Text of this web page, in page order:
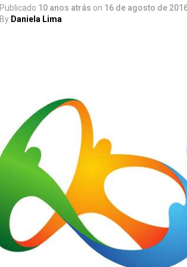
Publicado 10 anos atrás on 16 de agosto de
By Daniela Lima